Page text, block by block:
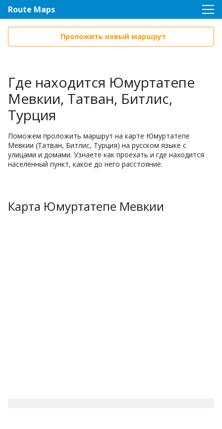
Route Maps
Проложить новый маршрут
Где находится Юмуртатепе
Мевкии, Татван, Битлис,
Турция
Поможем проложить маршрут на карте Юмуртатепе
Мевкии (Татван, Битлис, Турция) на русском языке с
улицами и домами. Узнаете как проехать и где находится
населенный пункт, какое до него расстояние.
Карта Юмуртатепе Мевкии